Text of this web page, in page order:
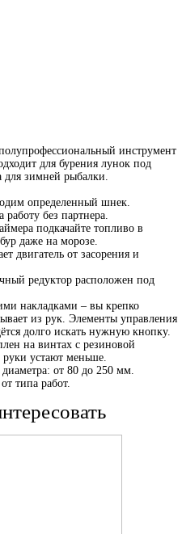
инструмент
для бурения лунок под
для зимней рыбалки.
определенный шнек.
работу без партнера.
подкачайте топливо в
даже на морозе.
двигатель от засорения и
редуктор расположен под
накладками – вы крепко
из рук. Элементы управления
долго искать нужную кнопку.
на винтах с резиновой
устают меньше.
от 80 до 250 мм.
типа работ.